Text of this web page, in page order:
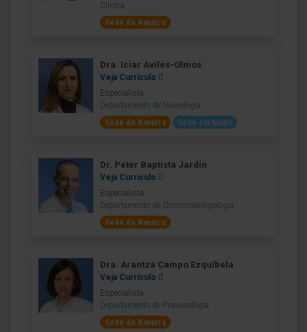
Clínica
Sede de Navarra
Dra. Icíar Avilés-Olmos
Veja Currículo
Especialista
Departamento de Neurologia
Sede de Navarra
Sede em Madri
Dr. Peter Baptista Jardín
Veja Currículo
Especialista
Departamento de Otorrinolaringologia
Sede de Navarra
Dra. Arantza Campo Ezquibela
Veja Currículo
Especialista
Departamento de Pneumologia
Sede de Navarra